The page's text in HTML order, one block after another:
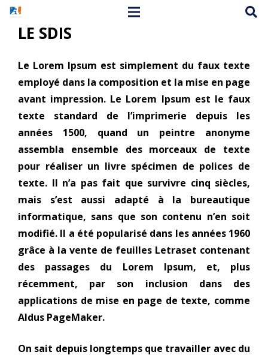
LE SDIS
Le Lorem Ipsum est simplement du faux texte
employé dans la composition et la mise en page
avant impression. Le Lorem Ipsum est le faux
texte standard de l’imprimerie depuis les
années 1500, quand un peintre anonyme
assembla ensemble des morceaux de texte
pour réaliser un livre spécimen de polices de
texte. Il n’a pas fait que survivre cinq siècles,
mais s’est aussi adapté à la bureautique
informatique, sans que son contenu n’en soit
modifié. Il a été popularisé dans les années 1960
grâce à la vente de feuilles Letraset contenant
des passages du Lorem Ipsum, et, plus
récemment, par son inclusion dans des
applications de mise en page de texte, comme
Aldus PageMaker.
On sait depuis longtemps que travailler avec du